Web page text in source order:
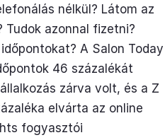
nélkül? Látom az
Tudok azonnal fizetni?
A Salon Today
46 százalékát
zárva volt, és a Z
elvárta az online
fogyasztói